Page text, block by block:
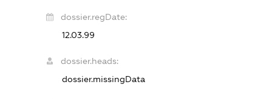
dossier.regDate:
12.03.99
dossier.heads:
dossier.missingData